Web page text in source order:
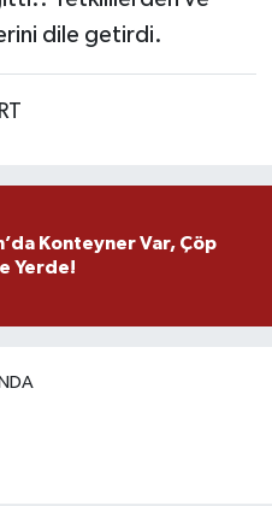
dile getirdi.
Konteyner Var, Çöp
Yerde!